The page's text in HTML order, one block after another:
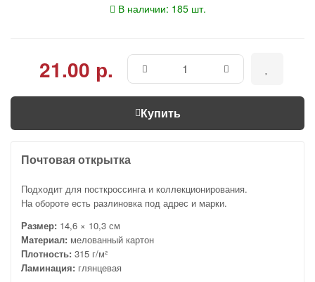
В наличии: 185 шт.
21.00 р.
Купить
Почтовая открытка
Подходит для посткроссинга и коллекционирования.
На обороте есть разлиновка под адрес и марки.
Размер: 14,6 × 10,3 см
Материал: мелованный картон
Плотность: 315 г/м²
Ламинация: глянцевая